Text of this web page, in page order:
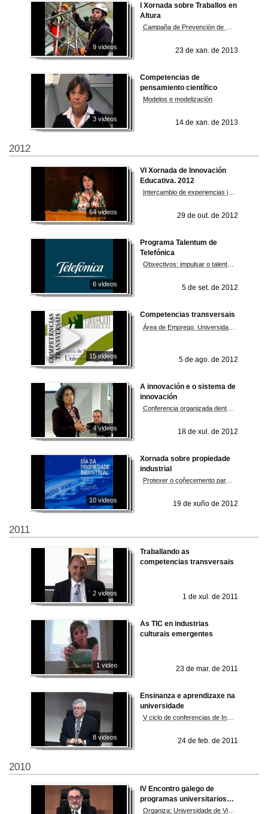
9 videos
I Xornada sobre Traballos en
Altura
23 de xan. de 2013
3 videos
Competencias de
pensamiento científico
Modelos e modelización
14 de xan. de 2013
2012
64 videos
VI Xornada de Innovación
Educativa. 2012
29 de out. de 2012
6 videos
Programa Talentum de
Telefónica
5 de set. de 2012
15 videos
Competencias transversais
5 de ago. de 2012
4 videos
A innovación e o sistema de
innovación
18 de xul. de 2012
10 videos
Xornada sobre propiedade
industrial
19 de xuño de 2012
2011
2 videos
Traballando as
competencias transversais
1 de xul. de 2011
1 video
As TIC en industrias
culturais emergentes
23 de mar. de 2011
8 videos
Ensinanza e aprendizaxe na
universidade
24 de feb. de 2011
2010
IV Encontro galego de
programas universitarios
para persoas maiores